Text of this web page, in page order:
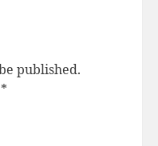
published.
*